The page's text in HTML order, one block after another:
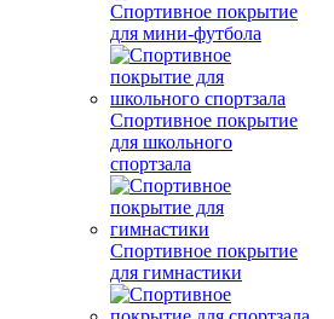
Спортивное покрытие
для мини-футбола
Спортивное покрытие
для школьного
спортзала
Спортивное покрытие
для гимнастики